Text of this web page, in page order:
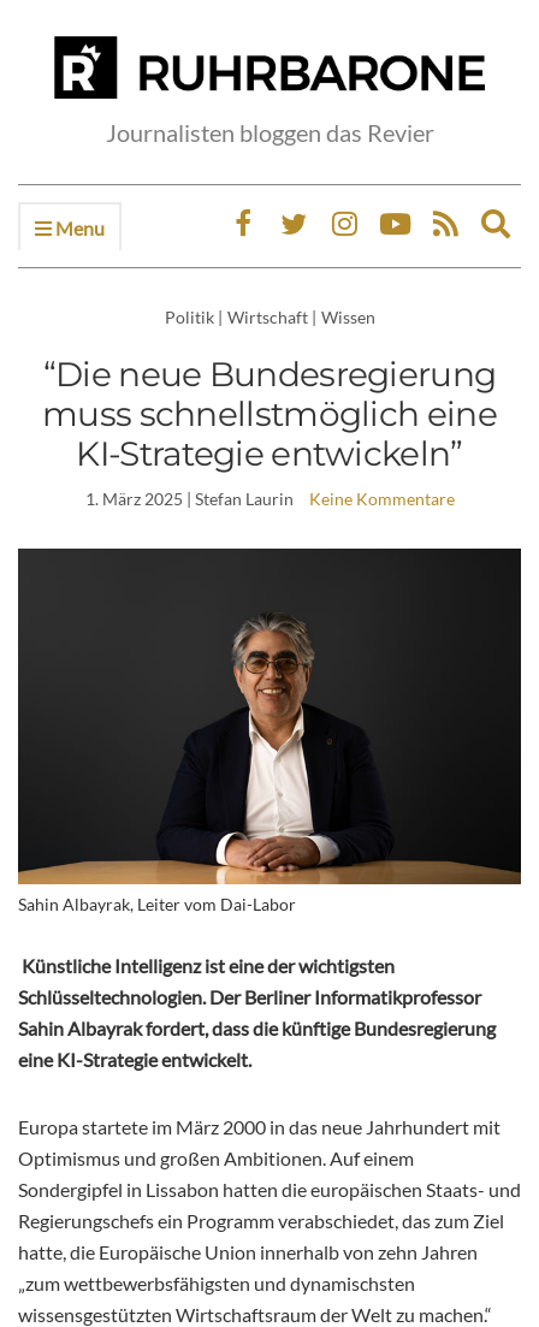
Journalisten bloggen das Revier
Menu
Politik | Wirtschaft | Wissen
“Die neue Bundesregierung
muss schnellstmöglich eine
KI-Strategie entwickeln”
1. März 2025 | Stefan Laurin Keine Kommentare
Sahin Albayrak, Leiter vom Dai-Labor
Künstliche Intelligenz ist eine der wichtigsten
Schlüsseltechnologien. Der Berliner Informatikprofessor
Sahin Albayrak fordert, dass die künftige Bundesregierung
eine KI-Strategie entwickelt.
Europa startete im März 2000 in das neue Jahrhundert mit
Optimismus und großen Ambitionen. Auf einem
Sondergipfel in Lissabon hatten die europäischen Staats- und
Regierungschefs ein Programm verabschiedet, das zum Ziel
hatte, die Europäische Union innerhalb von zehn Jahren
„zum wettbewerbsfähigsten und dynamischsten
wissensgestützten Wirtschaftsraum der Welt zu machen.“